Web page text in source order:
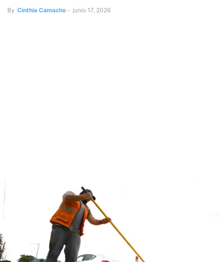
By Cinthia Camacho - junio 17, 2026